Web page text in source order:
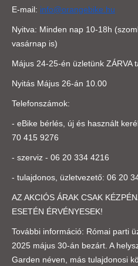
E-mail: info@orangebike.hu
Nyitva: Minden nap 10-18h
vasárnap is)
Május 24-25-én üzletünk ZÁRVA
Nyitás Május 26-án 10.00
Telefonszámok:
- eBike bérlés, új és használt
70 415 9276
- szerviz - 06 20 334 4216
- tulajdonos, üzletvezető: 06 20
AZ AKCIÓS ÁRAK CSAK
ESETÉN ÉRVÉNYESEK!
További információ: Római parti
2025 május 30-án bezárt. A
Garden néven, más tulajdonosi